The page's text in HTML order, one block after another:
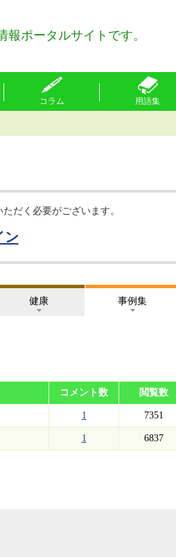
ポータルサイトです。
コラム 用語集
だく必要がございます。
ン
健康 事例集
コメント数 閲覧数
1 7351
1 6837